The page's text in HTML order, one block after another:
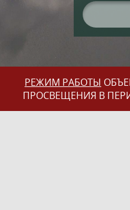
РЕЖИМ РАБОТЫ
ПРОСВЕЩЕНИЯ В